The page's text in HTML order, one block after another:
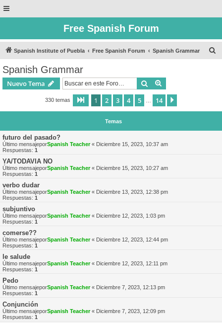
Free Spanish Forum
Spanish Institute of Puebla Free Spanish Forum Spanish Grammar
Spanish Grammar
Nuevo Tema Buscar
330 temas Página de 14
1 2 3 4 5 14
Temas
futuro del pasado?
Último mensajeporSpanish Teacher« Diciembre 15, 2023, 10:37 am
Respuestas: 1
YA/TODAVIA NO
Último mensajeporSpanish Teacher« Diciembre 15, 2023, 10:27 am
Respuestas: 1
verbo dudar
Último mensajeporSpanish Teacher« Diciembre 13, 2023, 12:38 pm
Respuestas: 1
subjuntivo
Último mensajeporSpanish Teacher« Diciembre 12, 2023, 1:03 pm
Respuestas: 1
comerse??
Último mensajeporSpanish Teacher« Diciembre 12, 2023, 12:44 pm
Respuestas: 1
le salude
Último mensajeporSpanish Teacher« Diciembre 12, 2023, 12:11 pm
Respuestas: 1
Pedo
Último mensajeporSpanish Teacher« Diciembre 7, 2023, 12:13 pm
Respuestas: 1
Conjunción
Último mensajeporSpanish Teacher« Diciembre 7, 2023, 12:09 pm
Respuestas: 1